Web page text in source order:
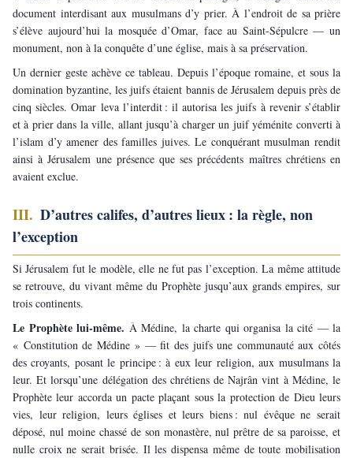
document interdisant aux musulmans d’y prier. À l’endroit de sa prière
s’élève aujourd’hui la mosquée d’Omar, face au Saint-Sépulcre — un
monument, non à la conquête d’une église, mais à sa préservation.
Un dernier geste achève ce tableau. Depuis l’époque romaine, et sous la
domination byzantine, les juifs étaient bannis de Jérusalem depuis près de
cinq siècles. Omar leva l’interdit : il autorisa les juifs à revenir s’établir
et à prier dans la ville, allant jusqu’à charger un juif yéménite converti à
l’islam d’y amener des familles juives. Le conquérant musulman rendit
ainsi à Jérusalem une présence que ses précédents maîtres chrétiens en
avaient exclue.
III. D’autres califes, d’autres lieux : la règle, non
l’exception
Si Jérusalem fut le modèle, elle ne fut pas l’exception. La même attitude
se retrouve, du vivant même du Prophète jusqu’aux grands empires, sur
trois continents.
Le Prophète lui-même. À Médine, la charte qui organisa la cité — la
« Constitution de Médine » — fit des juifs une communauté aux côtés
des croyants, posant le principe : à eux leur religion, aux musulmans la
leur. Et lorsqu’une délégation des chrétiens de Najrân vint à Médine, le
Prophète leur accorda un pacte plaçant sous la protection de Dieu leurs
vies, leur religion, leurs églises et leurs biens : nul évêque ne serait
déposé, nul moine chassé de son monastère, nul prêtre de sa paroisse, et
nulle croix ne serait brisée. Il les dispensa même de toute mobilisation